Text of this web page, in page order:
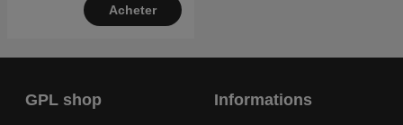
Acheter
GPL shop Informations